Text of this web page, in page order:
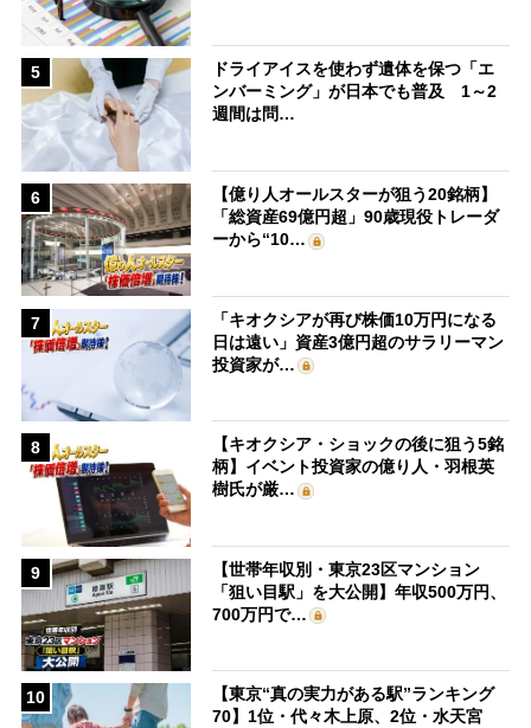
5
ドライアイスを使わず遺体を保つ「エ
ンバーミング」が日本でも普及 1～2
週間は問…
6
【億り人オールスターが狙う20銘柄】
「総資産69億円超」90歳現役トレーダ
ーから“10…
7
「キオクシアが再び株価10万円になる
日は遠い」資産3億円超のサラリーマン
投資家が…
8
【キオクシア・ショックの後に狙う5銘
柄】イベント投資家の億り人・羽根英
樹氏が厳…
9
【世帯年収別・東京23区マンション
「狙い目駅」を大公開】年収500万円、
700万円で…
10
【東京“真の実力がある駅”ランキング
70】1位・代々木上原、2位・水天宮